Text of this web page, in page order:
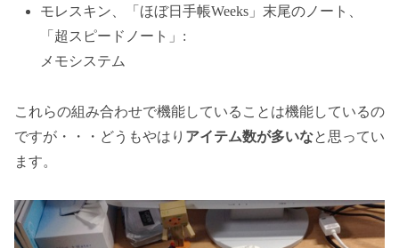
モレスキン、「ほぼ日手帳Weeks」末尾のノート、
「超スピードノート」:
メモシステム
これらの組み合わせで機能していることは機能しているの
ですが・・・どうもやはり アイテム数が多いなと思ってい
ます。